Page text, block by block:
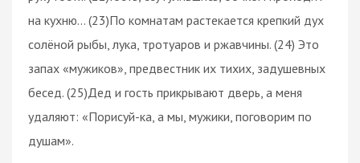
на кухню… (23)По комнатам растекается крепкий дух
солёной рыбы, лука, тротуаров и ржавчины. (24) Это
запах «мужиков», предвестник их тихих, задушевных
бесед. (25)Дед и гость прикрывают дверь, а меня
удаляют: «Порисуй-ка, а мы, мужики, поговорим по
душам».